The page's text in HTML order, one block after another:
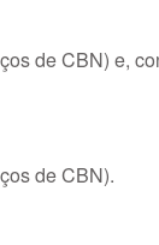
de CBN) e,
de CBN).